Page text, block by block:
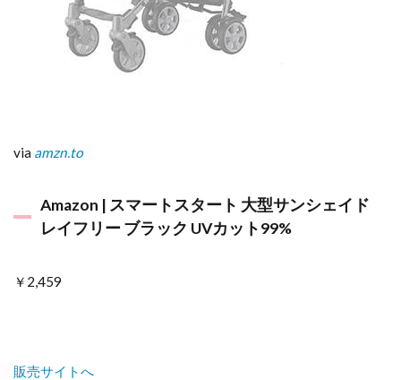
via amzn.to
Amazon | スマートスタート 大型サンシェイド
レイフリー ブラック UVカット99%
￥2,459
販売サイトへ